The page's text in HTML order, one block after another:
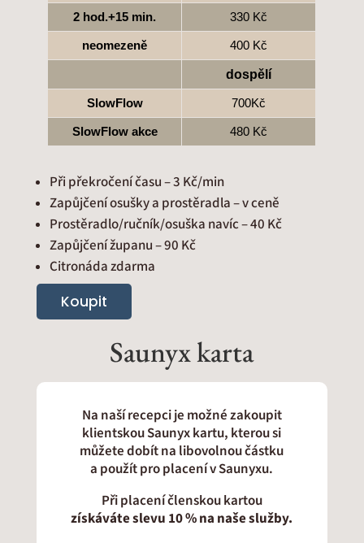
2 hod.+15 min. 330 Kč
neomezeně 400 Kč
dospělí
SlowFlow 700Kč
SlowFlow akce 480 Kč
Při překročení času – 3 Kč/min
Zapůjčení osušky a prostěradla – v ceně
Prostěradlo/ručník/osuška navíc – 40 Kč
Zapůjčení županu – 90 Kč
Citronáda zdarma
Koupit
Saunyx karta
Na naší recepci je možné zakoupit
klientskou Saunyx kartu, kterou si
můžete dobít na libovolnou částku
a použít pro placení v Saunyxu.
Při placení členskou kartou
získáváte slevu 10 % na naše služby.